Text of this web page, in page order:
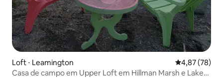
Loft ⋅ Leamington 4,87 de uma
4,87 (78)
Casa de campo em Upper Loft em Hillman Marsh e Lake